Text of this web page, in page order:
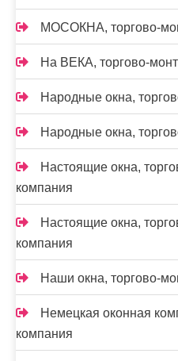
МОСОКНА, торгово-
На ВЕКА, торгово-
Народные окна,
Народные окна,
Настоящие окна,
компания
Настоящие окна,
компания
Наши окна, торгово-
Немецкая оконная
компания